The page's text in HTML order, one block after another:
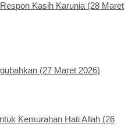
Kasih Karunia (28 Maret
(27 Maret 2026)
Kemurahan Hati Allah (26